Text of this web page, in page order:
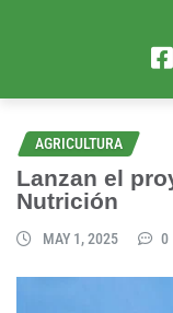
AGRICULTURA
Lanzan el
Nutrición
MAY 1, 2025 0